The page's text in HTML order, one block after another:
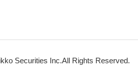
Securities Inc.All Rights Reserved.